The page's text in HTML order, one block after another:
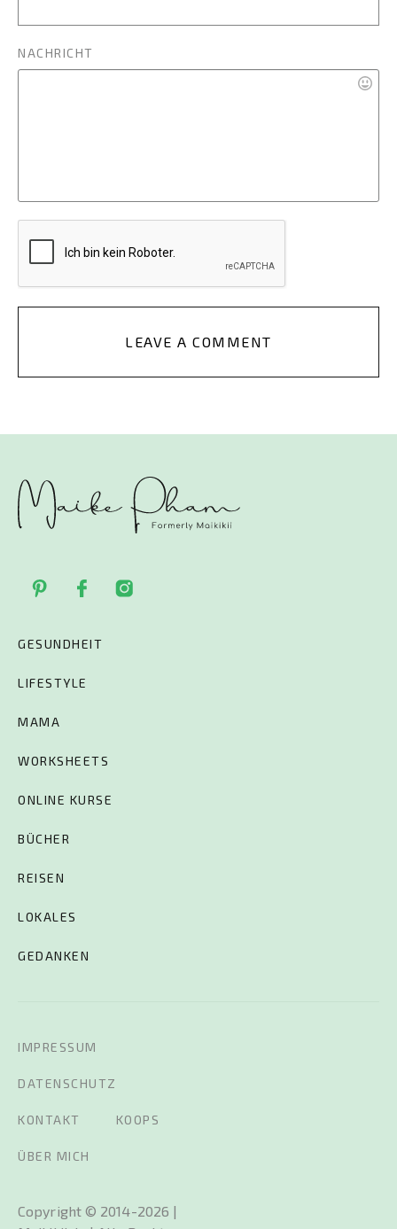
NACHRICHT
LEAVE A COMMENT
GESUNDHEIT
LIFESTYLE
MAMA
WORKSHEETS
ONLINE KURSE
BÜCHER
REISEN
LOKALES
GEDANKEN
Copyright © 2014-2026 |
IMPRESSUM
DATENSCHUTZ
KONTAKT KOOPS
ÜBER MICH